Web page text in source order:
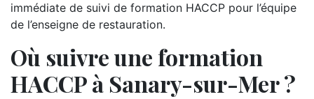
immédiate de suivi de formation HACCP pour l’équipe
de l’enseigne de restauration.
Où suivre une formation
HACCP à Sanary-sur-Mer ?